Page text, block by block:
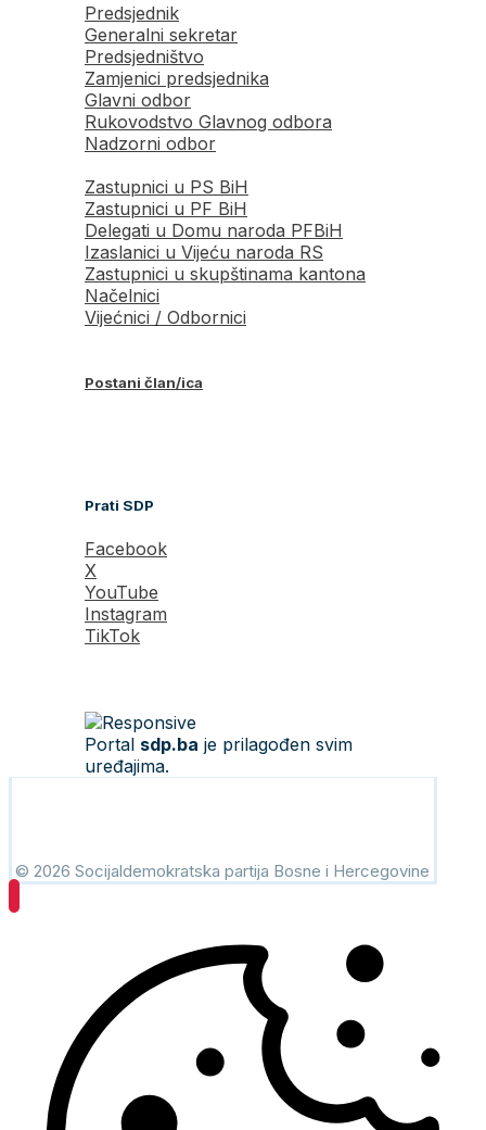
Predsjednik
Generalni sekretar
Predsjedništvo
Zamjenici predsjednika
Glavni odbor
Rukovodstvo Glavnog odbora
Nadzorni odbor
Zastupnici u PS BiH
Zastupnici u PF BiH
Delegati u Domu naroda PFBiH
Izaslanici u Vijeću naroda RS
Zastupnici u skupštinama kantona
Načelnici
Vijećnici / Odbornici
Postani član/ica
Prati SDP
Facebook
X
YouTube
Instagram
TikTok
Portal sdp.ba je prilagođen svim
uređajima.
© 2026 Socijaldemokratska partija Bosne i Hercegovine